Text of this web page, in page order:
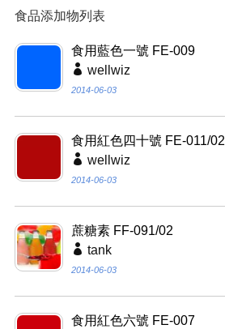
食品添加物列表
食用藍色一號 FE-009
wellwiz
2014-06-03
食用紅色四十號 FE-011/02
wellwiz
2014-06-03
蔗糖素 FF-091/02
tank
2014-06-03
食用紅色六號 FE-007